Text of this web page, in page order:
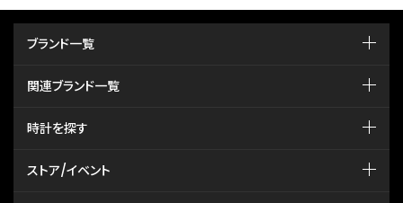
ブランド一覧
関連ブランド一覧
時計を探す
ストア/イベント